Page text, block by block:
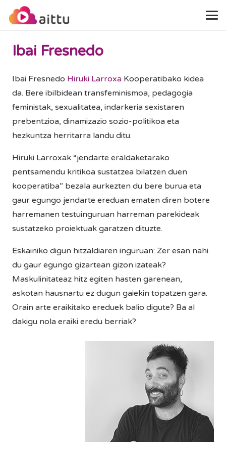
Ibai Fresnedo
Ibai Fresnedo Hiruki Larroxa Kooperatibako kidea
da. Bere ibilbidean transfeminismoa, pedagogia
feministak, sexualitatea, indarkeria sexistaren
prebentzioa, dinamizazio sozio-politikoa eta
hezkuntza herritarra landu ditu.
Hiruki Larroxak “jendarte eraldaketarako
pentsamendu kritikoa sustatzea bilatzen duen
kooperatiba” bezala aurkezten du bere burua eta
gaur egungo jendarte ereduan ematen diren botere
harremanen testuinguruan harreman parekideak
sustatzeko proiektuak garatzen dituzte.
Eskainiko digun hitzaldiaren inguruan: Zer esan nahi
du gaur egungo gizartean gizon izateak?
Maskulinitateaz hitz egiten hasten garenean,
askotan hausnartu ez dugun gaiekin topatzen gara.
Orain arte eraikitako ereduek balio digute? Ba al
dakigu nola eraiki eredu berriak?